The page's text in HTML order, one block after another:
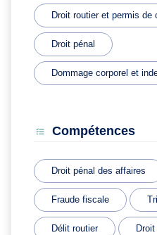
Droit routier et permis de
Droit pénal
Dommage corporel et
Compétences
Droit pénal des affaires
Fraude fiscale
Délit routier